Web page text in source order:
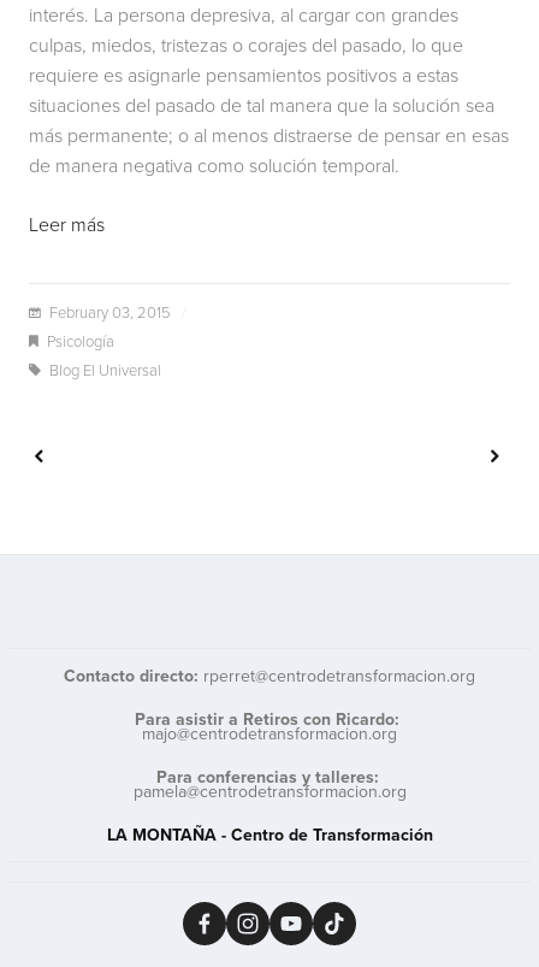
interés. La persona depresiva, al cargar con grandes
culpas, miedos, tristezas o corajes del pasado, lo que
requiere es asignarle pensamientos positivos a estas
situaciones del pasado de tal manera que la solución sea
más permanente; o al menos distraerse de pensar en esas
de manera negativa como solución temporal.
Leer más
February 03, 2015
Psicología
Blog El Universal
Contacto directo: rperret@centrodetransformacion.org
Para asistir a Retiros con Ricardo:
majo@centrodetransformacion.org
pamela@centrodetransformacion.org
LA MONTAÑA - Centro de Transformación